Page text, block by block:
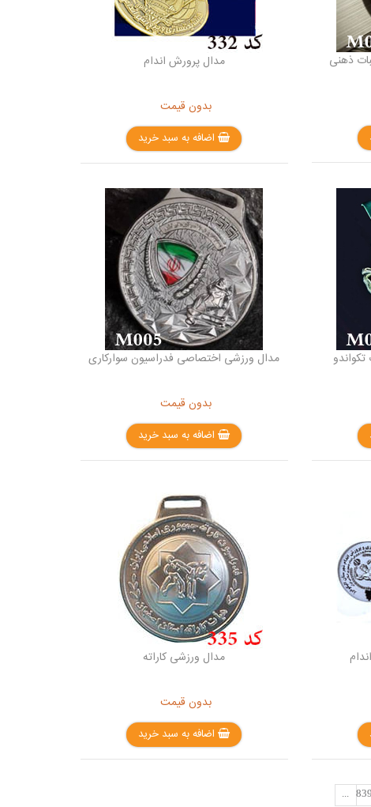
ذهنی مدال پرورش اندام
بدون قیمت
اضافه به سبد خرید
مدال ورزشی اختصاصی فدراسیون سوارکاری
بدون قیمت
اضافه به سبد خرید
مدال ورزشی کاراته
بدون قیمت
اضافه به سبد خرید
839
...